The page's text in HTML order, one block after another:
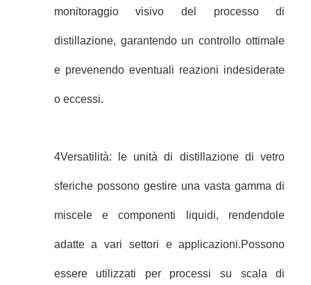
monitoraggio visivo del processo di
distillazione, garantendo un controllo ottimale
e prevenendo eventuali reazioni indesiderate
o eccessi.
4Versatilità: le unità di distillazione di vetro
sferiche possono gestire una vasta gamma di
miscele e componenti liquidi, rendendole
adatte a vari settori e applicazioni.Possono
essere utilizzati per processi su scala di